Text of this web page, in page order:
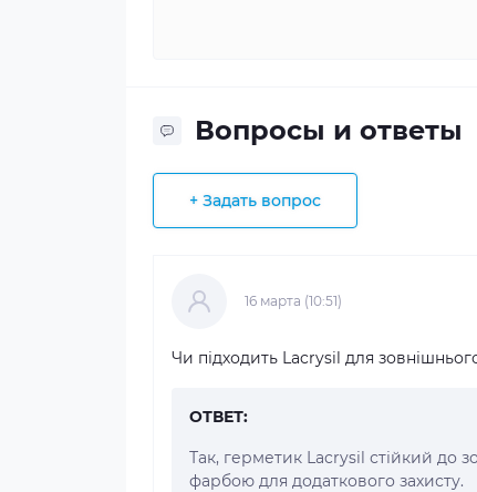
Вопросы и ответы
+ Задать вопрос
16 марта (10:51)
Чи підходить Lacrysil для
ОТВЕТ:
Так, герметик Lacrysil стійкий до
фарбою для додаткового захисту.